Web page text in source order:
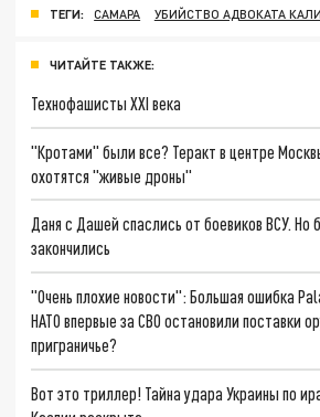
ТЕГИ: САМАРА УБИЙСТВО АДВОКАТА
ЧИТАЙТЕ ТАКЖЕ:
Технофашисты XXI века
"Кротами" были все? Теракт в центре
охотятся "живые дроны"
Даня с Дашей спаслись от боевиков ВСУ.
закончились
"Очень плохие новости": Большая ошибка
НАТО впервые за СВО остановили поставки
приграничье?
Вот это триллер! Тайна удара Украины по